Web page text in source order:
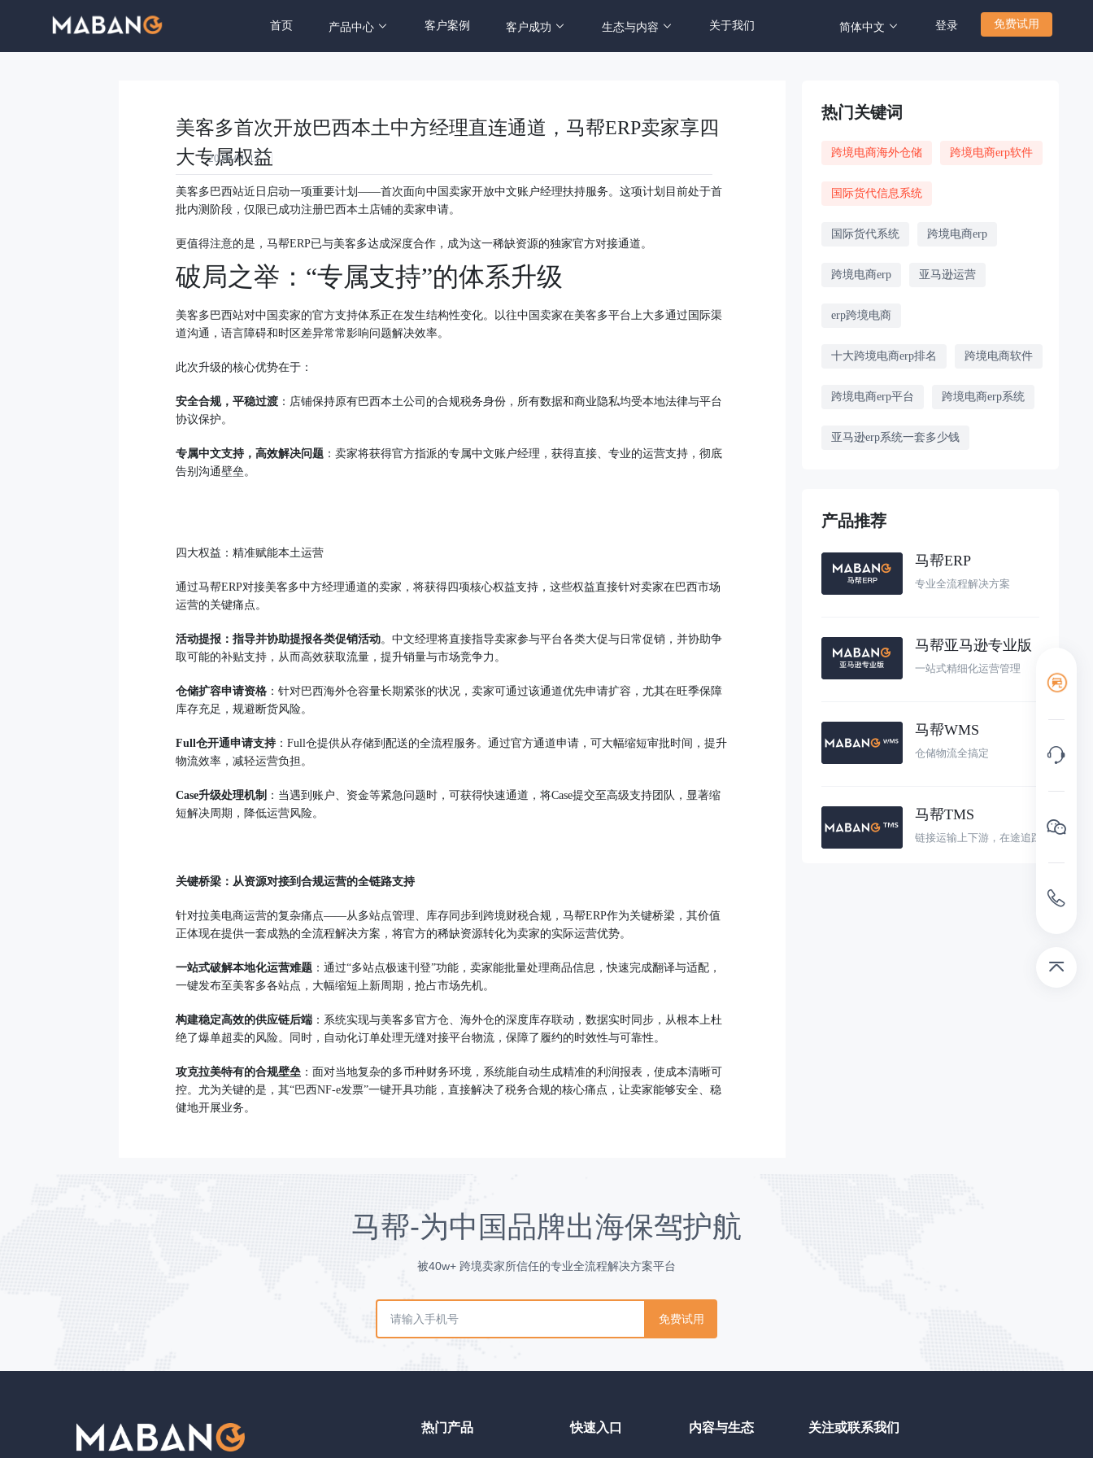
首页 产品中心 客户案例 客户成功 生态与内容 关于我们 简体中文 登录 免费试用
美客多首次开放巴西本土中方经理直连通道，马帮ERP卖家享四
大专属权益
2026-01-12
美客多巴西站近日启动一项重要计划——首次面向中国卖家开放中文账户经理扶持服务。这项计划目前处于首
批内测阶段，仅限已成功注册巴西本土店铺的卖家申请。
更值得注意的是，马帮ERP已与美客多达成深度合作，成为这一稀缺资源的独家官方对接通道。
破局之举：“专属支持”的体系升级
美客多巴西站对中国卖家的官方支持体系正在发生结构性变化。以往中国卖家在美客多平台上大多通过国际渠
道沟通，语言障碍和时区差异常常影响问题解决效率。
此次升级的核心优势在于：
安全合规，平稳过渡 ：店铺保持原有巴西本土公司的合规税务身份，所有数据和商业隐私均受本地法律与平台
协议保护。
专属中文支持，高效解决问题 ：卖家将获得官方指派的专属中文账户经理，获得直接、专业的运营支持，彻底
告别沟通壁垒。
四大权益：精准赋能本土运营
通过马帮ERP对接美客多中方经理通道的卖家，将获得四项核心权益支持，这些权益直接针对卖家在巴西市场
运营的关键痛点。
活动提报：指导并协助提报各类促销活动。中文经理将直接指导卖家参与平台各类大促与日常促销，并协助争
取可能的补贴支持，从而高效获取流量，提升销量与市场竞争力。
仓储扩容申请资格 ：针对巴西海外仓容量长期紧张的状况，卖家可通过该通道优先申请扩容，尤其在旺季保障
库存充足，规避断货风险。
Full仓开通申请支持：Full仓提供从存储到配送的全流程服务。通过官方通道申请，可大幅缩短审批时间，提升
物流效率，减轻运营负担。
Case升级处理机制 ：当遇到账户、资金等紧急问题时，可获得快速通道，将Case提交至高级支持团队，显著缩
短解决周期，降低运营风险。
关键桥梁：从资源对接到合规运营的全链路支持
针对拉美电商运营的复杂痛点——从多站点管理、库存同步到跨境财税合规，马帮ERP作为关键桥梁，其价值
正体现在提供一套成熟的全流程解决方案，将官方的稀缺资源转化为卖家的实际运营优势。
一站式破解本地化运营难题 ：通过“多站点极速刊登”功能，卖家能批量处理商品信息，快速完成翻译与适配，
一键发布至美客多各站点，大幅缩短上新周期，抢占市场先机。
构建稳定高效的供应链后端 ：系统实现与美客多官方仓、海外仓的深度库存联动，数据实时同步，从根本上杜
绝了爆单超卖的风险。同时，自动化订单处理无缝对接平台物流，保障了履约的时效性与可靠性。
攻克拉美特有的合规壁垒 ：面对当地复杂的多币种财务环境，系统能自动生成精准的利润报表，使成本清晰可
控。尤为关键的是，其“巴西NF-e发票”一键开具功能，直接解决了税务合规的核心痛点，让卖家能够安全、稳
健地开展业务。
热门关键词
跨境电商海外仓储 跨境电商erp软件
国际货代信息系统
国际货代系统 跨境电商erp
跨境电商erp 亚马逊运营
erp跨境电商
十大跨境电商erp排名 跨境电商软件
跨境电商erp平台 跨境电商erp系统
亚马逊erp系统一套多少钱
产品推荐
马帮ERP
专业全流程解决方案
马帮亚马逊专业版
一站式精细化运营管理
马帮WMS
仓储物流全搞定
马帮TMS
链接运输上下游，在途追踪
马帮-为中国品牌出海保驾护航
被40w+ 跨境卖家所信任的专业全流程解决方案平台
免费试用
热门产品 快速入口 内容与生态 关注或联系我们